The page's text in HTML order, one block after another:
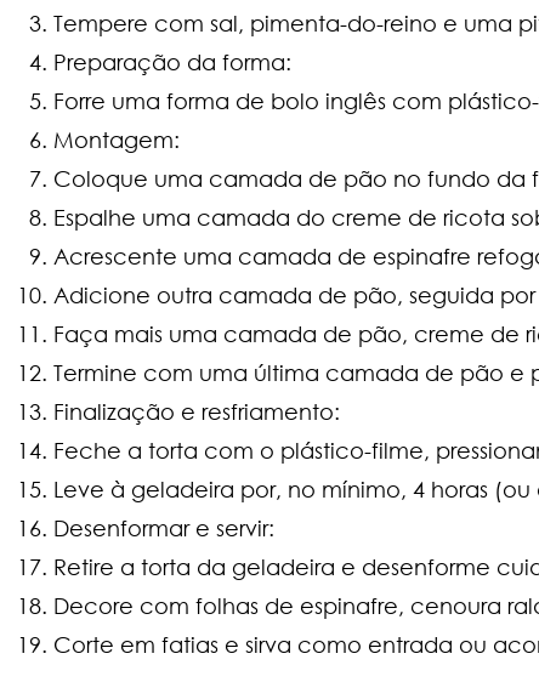
Tempere com sal, pimenta-do-reino e uma
Preparação da forma:
Forre uma forma de bolo inglês com
Montagem:
Coloque uma camada de pão no fundo da
Espalhe uma camada do creme de ricota
Acrescente uma camada de espinafre
Adicione outra camada de pão, seguida
Faça mais uma camada de pão, creme de
Termine com uma última camada de pão e
Finalização e resfriamento:
Feche a torta com o plástico-filme,
Leve à geladeira por, no mínimo, 4 horas
Desenformar e servir:
Retire a torta da geladeira e desenforme
Decore com folhas de espinafre, cenoura
Corte em fatias e sirva como entrada ou